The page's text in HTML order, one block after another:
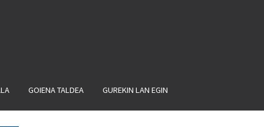
GOIENA TALDEA GUREKIN LAN EGIN